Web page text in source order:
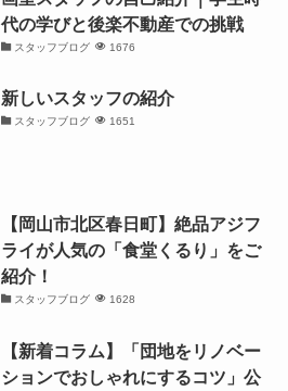
代の学びと後楽不動産での挑戦
スタッフブログ 1676
新しいスタッフの紹介
スタッフブログ 1651
【岡山市北区春日町】絶品アジフ
ライが人気の「食堂くるり」をご
紹介！
スタッフブログ 1628
【新着コラム】「団地をリノベー
ションでおしゃれにするコツ」公